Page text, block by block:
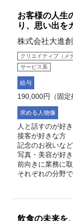
お客様の人生
り、思い出を
株式会社大進
クリエイティブ（メ
サービス系
給与
190,000円（固定
求める人物像
人と話すのが好
接客が好きな方
記念のお祝いな
写真・美容が好
前向きに業務に
それぞれの分野
飲食の未来を